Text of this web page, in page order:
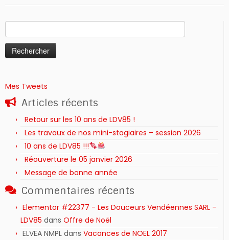
Mes Tweets
Articles récents
Retour sur les 10 ans de LDV85 !
Les travaux de nos mini-stagiaires – session 2026 ‍‍‍‍‍
10 ans de LDV85 !!!
Réouverture le 05 janvier 2026
Message de bonne année
Commentaires récents
Elementor #22377 - Les Douceurs Vendéennes SARL -
LDV85 dans Offre de Noël
ELVEA NMPL dans Vacances de NOEL 2017